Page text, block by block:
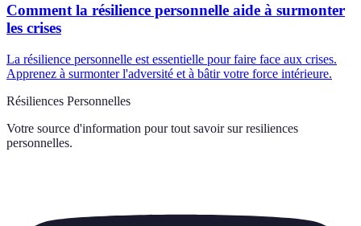
Comment la résilience personnelle aide à surmonter
les crises
La résilience personnelle est essentielle pour faire face aux crises.
Apprenez à surmonter l'adversité et à bâtir votre force intérieure.
Résiliences Personnelles
Votre source d'information pour tout savoir sur resiliences
personnelles.